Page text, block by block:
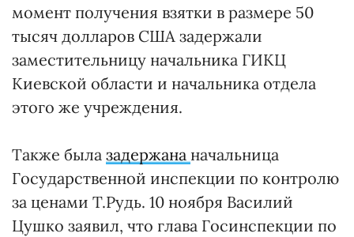
момент получения взятки в размере 50
тысяч долларов США задержали
заместительницу начальника ГИКЦ
Киевской области и начальника отдела
этого же учреждения.
Также была задержана начальница
Государственной инспекции по контролю
за ценами Т.Рудь. 10 ноября Василий
Цушко заявил, что глава Госинспекции по